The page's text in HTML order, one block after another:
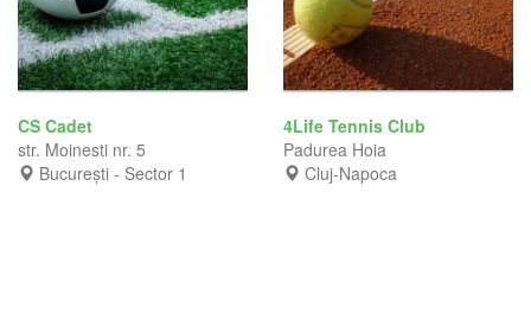
CS Cadet
str. Moinesti nr. 5
București - Sector 1
4Life Tennis Club
Padurea Hoia
Cluj-Napoca